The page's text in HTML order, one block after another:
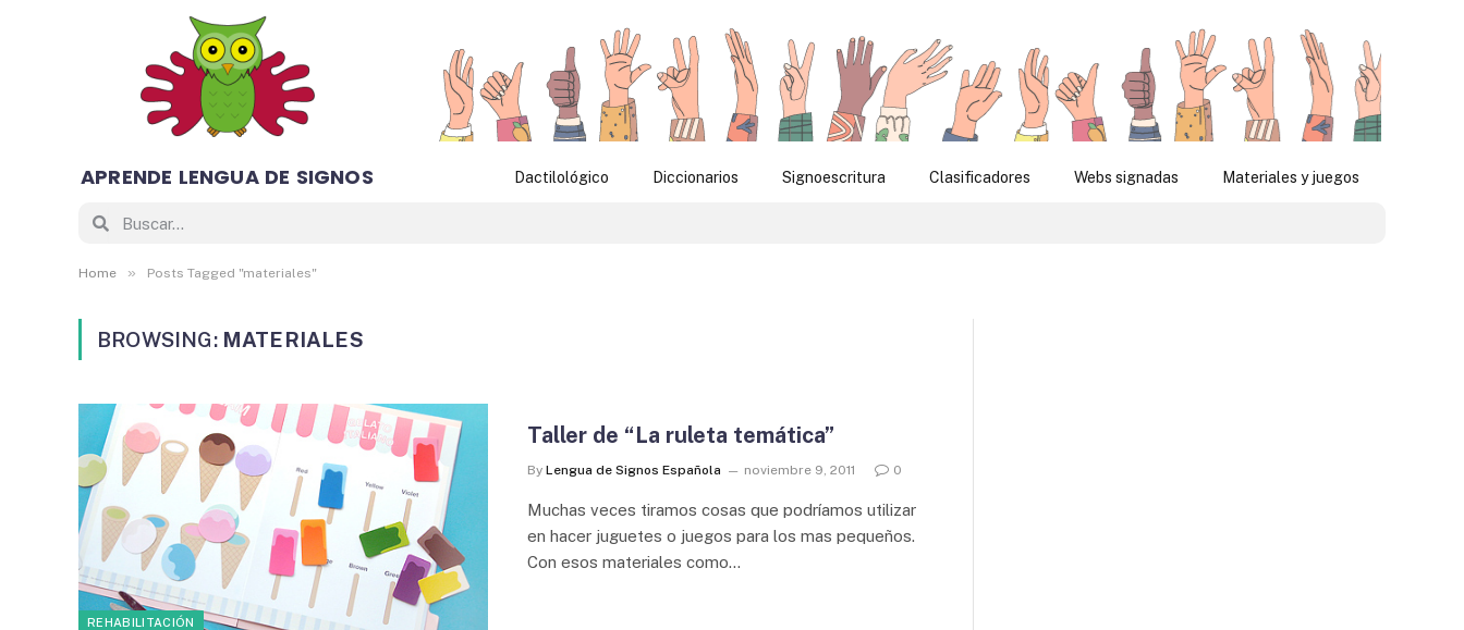
APRENDE LENGUA DE SIGNOS Dactilológico Diccionarios Signoescritura Clasificadores Webs signadas Materiales y juegos
Home » Posts Tagged "materiales"
BROWSING: MATERIALES
REHABILITACIÓN
Taller de “La ruleta temática”
By Lengua de Signos Española noviembre 9, 2011 0
Muchas veces tiramos cosas que podríamos utilizar
en hacer juguetes o juegos para los mas pequeños.
Con esos materiales como…